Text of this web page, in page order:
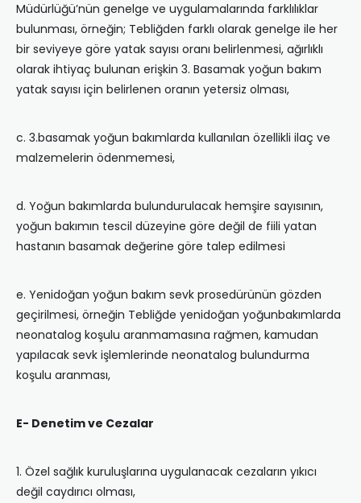
Müdürlüğü’nün genelge ve uygulamalarında farklılıklar
bulunması, örneğin; Tebliğden farklı olarak genelge ile her
bir seviyeye göre yatak sayısı oranı belirlenmesi, ağırlıklı
olarak ihtiyaç bulunan erişkin 3. Basamak yoğun bakım
yatak sayısı için belirlenen oranın yetersiz olması,
c. 3.basamak yoğun bakımlarda kullanılan özellikli ilaç ve
malzemelerin ödenmemesi,
d. Yoğun bakımlarda bulundurulacak hemşire sayısının,
yoğun bakımın tescil düzeyine göre değil de fiili yatan
hastanın basamak değerine göre talep edilmesi
e. Yenidoğan yoğun bakım sevk prosedürünün gözden
geçirilmesi, örneğin Tebliğde yenidoğan yoğunbakımlarda
neonatalog koşulu aranmamasına rağmen, kamudan
yapılacak sevk işlemlerinde neonatalog bulundurma
koşulu aranması,
E- Denetim ve Cezalar
1. Özel sağlık kuruluşlarına uygulanacak cezaların yıkıcı
değil caydırıcı olması,